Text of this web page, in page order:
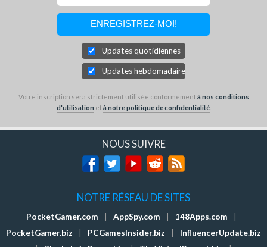
Updates quotidiennes
Updates hebdomadaires
Votre inscription sera strictement utilisée conformémentà nos conditions
d'utilisation età notre politique de confidentialité.
NOUS SUIVRE
NOTRE RÉSEAU DE SITES
PocketGamer.com AppSpy.com 148Apps.com
PocketGamer.biz
PCGamesInsider.biz
InfluencerUpdate.biz